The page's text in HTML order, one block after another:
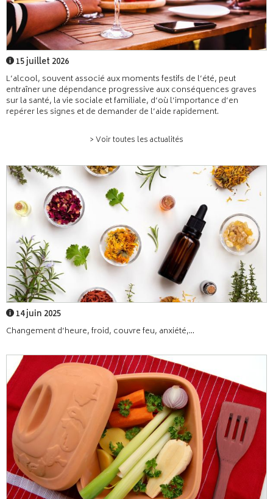
15 juillet 2026
L’alcool, souvent associé aux moments festifs de l’été, peut
entraîner une dépendance progressive aux conséquences graves
sur la santé, la vie sociale et familiale, d’où l’importance d’en
repérer les signes et de demander de l’aide rapidement.
> Voir toutes les actualités
14 juin 2025
Changement d’heure, froid, couvre feu, anxiété,...